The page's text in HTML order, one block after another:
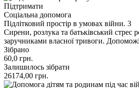
Підтримати
Соціальна допомога
Підлітковий простір в умовах війни. 3
Сирени, розлука та батьківський стрес
заручниками власної тривоги.
Зібрано
60,0 грн.
Залишилось зібрати
26174,00 грн.